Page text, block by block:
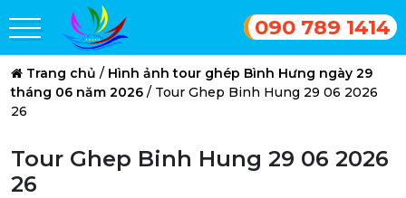
090 789 1414
Trang chủ / Hình ảnh tour ghép Bình Hưng ngày 29
tháng 06 năm 2026 / Tour Ghep Binh Hung 29 06 2026
26
Tour Ghep Binh Hung 29 06 2026
26